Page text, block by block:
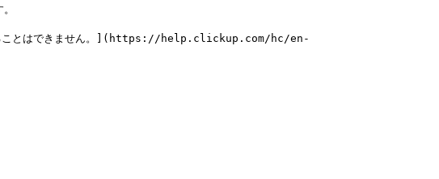
することはできません。](https://help.clickup.com/hc/en-